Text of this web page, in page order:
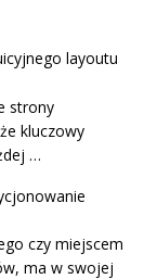
layoutu
strony
kluczowy
…
czy miejscem
ma w swojej